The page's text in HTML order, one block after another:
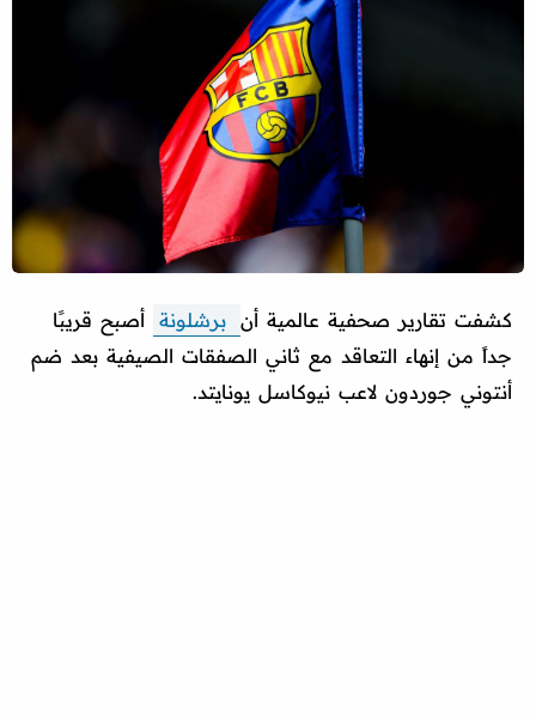
كشفت تقارير صحفية عالمية أن برشلونة
أصبح قريبًا
جداً من إنهاء التعاقد مع ثاني الصفقات الصيفية بعد ضم
أنتوني جوردون لاعب نيوكاسل يونايتد.